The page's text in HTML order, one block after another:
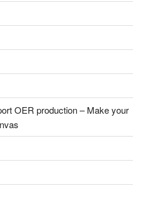
OER production – Make your